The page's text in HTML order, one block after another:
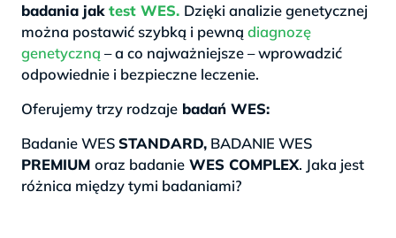
badania jaktest WES. Dzięki analizie genetycznej
można postawić szybką i pewną diagnozę
genetyczną – a co najważniejsze – wprowadzić
odpowiednie i bezpieczne leczenie.
Oferujemy trzy rodzaje badań WES:
Badanie WESSTANDARD, BADANIE WES
PREMIUM oraz badanie WES COMPLEX. Jaka jest
różnica między tymi badaniami?